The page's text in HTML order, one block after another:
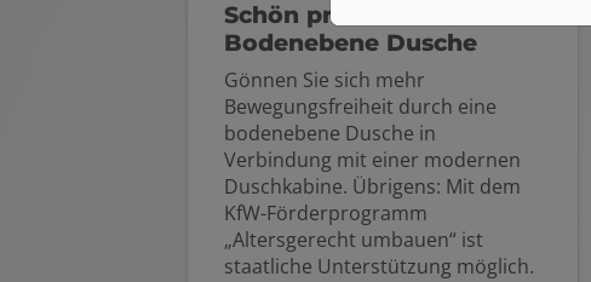
Schön praktisch:
Bodenebene Dusche
Gönnen Sie sich mehr
Bewegungsfreiheit durch eine
bodenebene Dusche in
Verbindung mit einer modernen
Duschkabine. Übrigens: Mit dem
KfW-Förderprogramm
„Altersgerecht umbauen“ ist
staatliche Unterstützung möglich.